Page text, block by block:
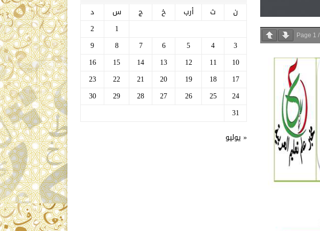
Page 1 /
ن
ث أرب خ ج س
د
1
2
3
4
5
6
7
8
9
10
11
12
13
14
15
16
17
18
19
20
21
22
23
24
25
26
27
28
29
30
31
« يوليو